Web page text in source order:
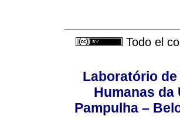
Todo el
Laboratório
Humanas da
Pampulha –